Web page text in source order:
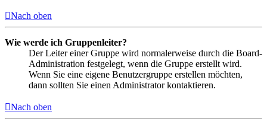
Nach oben
Wie werde ich Gruppenleiter?
Der Leiter einer Gruppe wird normalerweise durch die Board-
Administration festgelegt, wenn die Gruppe erstellt wird.
Wenn Sie eine eigene Benutzergruppe erstellen möchten,
dann sollten Sie einen Administrator kontaktieren.
Nach oben